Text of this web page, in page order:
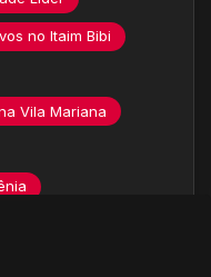
no Itaim Bibi
Vila Mariana